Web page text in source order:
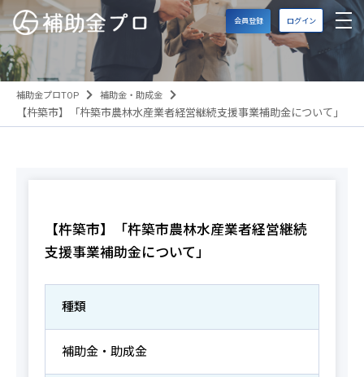
会員登録 ログイン
補助金プロTOP 補助金・助成金
【杵築市】「杵築市農林水産業者経営継続支援事業補助金について」
【杵築市】「杵築市農林水産業者経営継続
支援事業補助金について」
種類
補助金・助成金